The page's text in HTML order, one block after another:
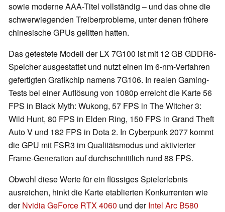
sowie moderne AAA-Titel vollständig – und das ohne die
schwerwiegenden Treiberprobleme, unter denen frühere
chinesische GPUs gelitten hatten.
Das getestete Modell der LX 7G100 ist mit 12 GB GDDR6-
Speicher ausgestattet und nutzt einen im 6-nm-Verfahren
gefertigten Grafikchip namens 7G106. In realen Gaming-
Tests bei einer Auflösung von 1080p erreicht die Karte 56
FPS in Black Myth: Wukong, 57 FPS in The Witcher 3:
Wild Hunt, 80 FPS in Elden Ring, 150 FPS in Grand Theft
Auto V und 182 FPS in Dota 2. In Cyberpunk 2077 kommt
die GPU mit FSR3 im Qualitätsmodus und aktivierter
Frame-Generation auf durchschnittlich rund 88 FPS.
Obwohl diese Werte für ein flüssiges Spielerlebnis
ausreichen, hinkt die Karte etablierten Konkurrenten wie
derNvidia GeForce RTX 4060 und derIntel Arc B580